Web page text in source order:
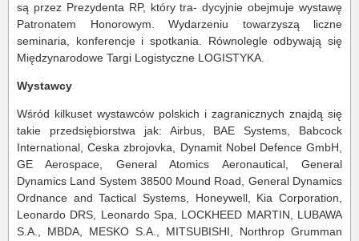
są przez Prezydenta RP, który tra- dycyjnie obejmuje wystawę
Patronatem Honorowym. Wydarzeniu towarzyszą liczne
seminaria, konferencje i spotkania. Równolegle odbywają się
Międzynarodowe Targi Logistyczne LOGISTYKA.
Wystawcy
Wśród kilkuset wystawców polskich i zagranicznych znajdą się
takie przedsiębiorstwa jak: Airbus, BAE Systems, Babcock
International, Ceska zbrojovka, Dynamit Nobel Defence GmbH,
GE Aerospace, General Atomics Aeronautical, General
Dynamics Land System 38500 Mound Road, General Dynamics
Ordnance and Tactical Systems, Honeywell, Kia Corporation,
Leonardo DRS, Leonardo Spa, LOCKHEED MARTIN, LUBAWA
S.A., MBDA, MESKO S.A., MITSUBISHI, Northrop Grumman